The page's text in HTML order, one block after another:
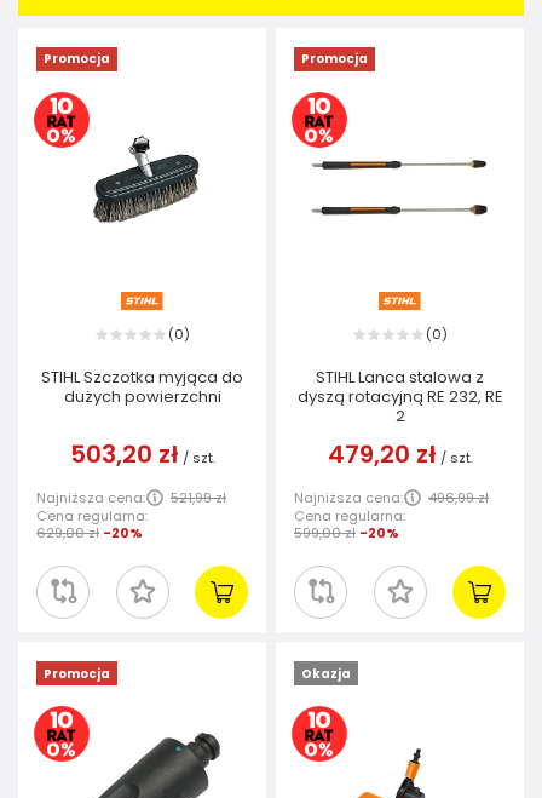
Promocja
(0)
STIHL Szczotka myjąca do
dużych powierzchni
503,20 zł / szt.
Najniższa cena:
521,99 zł
Cena regularna:
629,00 zł -20%
Promocja
(0)
STIHL Lanca stalowa z
dyszą rotacyjną RE 232, RE
2
479,20 zł / szt.
Najniższa cena:
496,99 zł
Cena regularna:
599,00 zł -20%
Promocja Okazja